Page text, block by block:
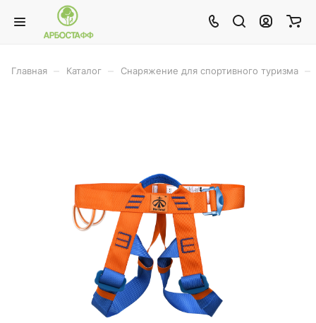
Главная Каталог Снаряжение для спортивного туризма